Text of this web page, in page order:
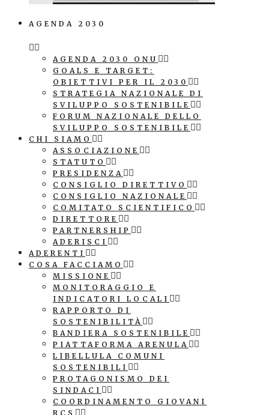
AGENDA 2030
AGENDA 2030 ONU
GOALS E TARGET:
OBIETTIVI PER IL 2030
STRATEGIA NAZIONALE DI
SVILUPPO SOSTENIBILE
FORUM NAZIONALE DELLO
SVILUPPO SOSTENIBILE
CHI SIAMO
ASSOCIAZIONE
STATUTO
PRESIDENZA
CONSIGLIO DIRETTIVO
CONSIGLIO NAZIONALE
COMITATO SCIENTIFICO
DIRETTORE
PARTNERSHIP
ADERISCI
ADERENTI
COSA FACCIAMO
MISSIONE
MONITORAGGIO E
INDICATORI LOCALI
RAPPORTO DI
SOSTENIBILITÀ
BANDIERA SOSTENIBILE
PIATTAFORMA ARENULA
LIBELLULA COMUNI
SOSTENIBILI
PROTAGONISMO DEI
SINDACI
COORDINAMENTO GIOVANI
RCS